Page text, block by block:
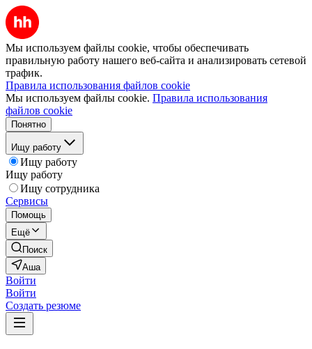
Мы используем файлы cookie, чтобы обеспечивать
правильную работу нашего веб-сайта и анализировать сетевой
трафик.
Правила использования файлов cookie
Мы используем файлы cookie. Правила использования
файлов cookie
Понятно
Ищу работу
Ищу работу
Ищу работу
Ищу сотрудника
Сервисы
Помощь
Ещё
Поиск
Аша
Войти
Войти
Создать резюме